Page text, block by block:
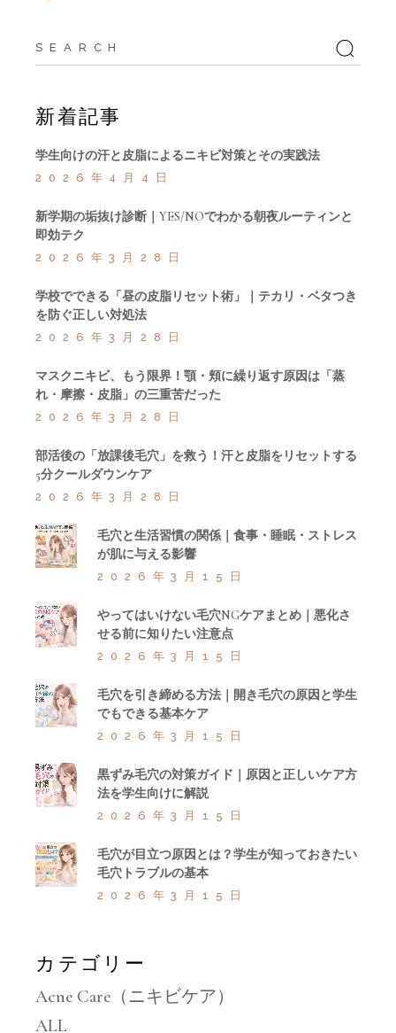
Search
for:
新着記事
学生向けの汗と皮脂によるニキビ対策とその実践法
2026年4月4日
新学期の垢抜け診断｜YES/NOでわかる朝夜ルーティンと
即効テク
2026年3月28日
学校でできる「昼の皮脂リセット術」｜テカリ・ベタつき
を防ぐ正しい対処法
2026年3月28日
マスクニキビ、もう限界！顎・頬に繰り返す原因は「蒸
れ・摩擦・皮脂」の三重苦だった
2026年3月28日
部活後の「放課後毛穴」を救う！汗と皮脂をリセットする
5分クールダウンケア
2026年3月28日
毛穴と生活習慣の関係｜食事・睡眠・ストレス
が肌に与える影響
2026年3月15日
やってはいけない毛穴NGケアまとめ｜悪化さ
せる前に知りたい注意点
2026年3月15日
毛穴を引き締める方法｜開き毛穴の原因と学生
でもできる基本ケア
2026年3月15日
黒ずみ毛穴の対策ガイド｜原因と正しいケア方
法を学生向けに解説
2026年3月15日
毛穴が目立つ原因とは？学生が知っておきたい
毛穴トラブルの基本
2026年3月15日
カテゴリー
Acne Care（ニキビケア）
ALL